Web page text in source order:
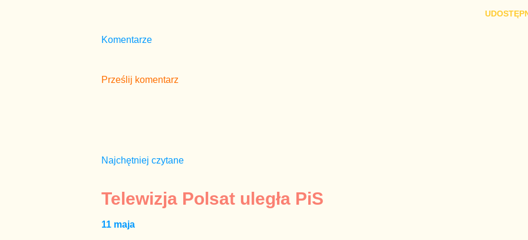
Komentarze
Prześlij komentarz
Najchętniej czytane
Telewizja Polsat uległa PiS
11 maja